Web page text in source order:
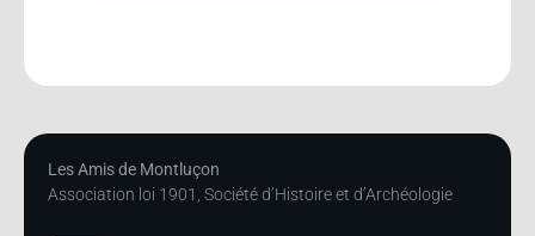
Les Amis de Montluçon
Association loi 1901, Société d’Histoire et d’Archéologie